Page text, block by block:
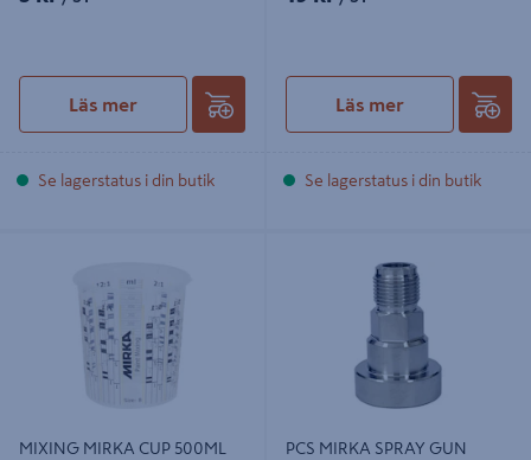
Läs mer
Se lagerstatus i din butik
Läs mer
Se lagerstatus i din butik
MIXING MIRKA CUP 500ML
PCS MIRKA SPRAY GUN